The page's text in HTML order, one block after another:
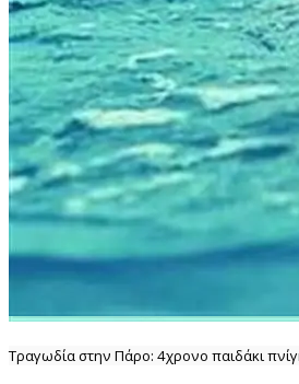
Τραγωδία στην Πάρο: 4χρονο παιδάκι